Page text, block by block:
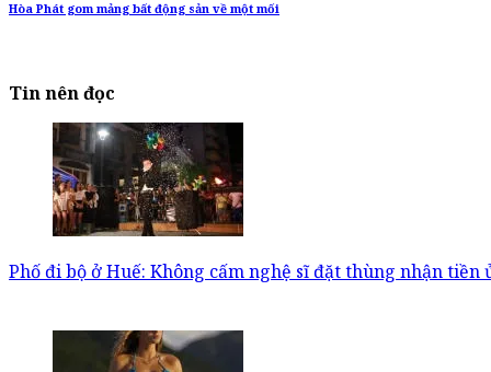
Hòa Phát gom mảng bất động sản về một mối
Tin nên đọc
Phố đi bộ ở Huế: Không cấm nghệ sĩ đặt thùng nhận tiền